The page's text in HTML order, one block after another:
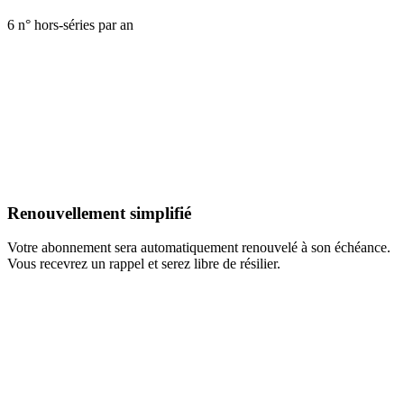
6 n° hors-séries par an
Renouvellement simplifié
Votre abonnement sera automatiquement renouvelé à son échéance.
Vous recevrez un rappel et serez libre de résilier.